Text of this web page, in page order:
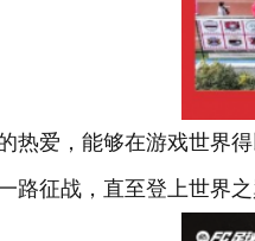
热爱，能够在游戏世界
路征战，直至登上世界之